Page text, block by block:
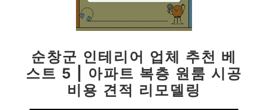
순창군 인테리어 업체 추천 베
스트 5 | 아파트 복층 원룸 시공
비용 견적 리모델링